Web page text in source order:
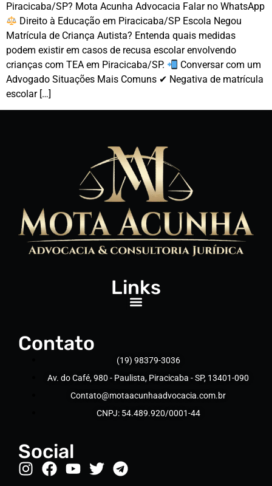
Piracicaba/SP? Mota Acunha Advocacia Falar no WhatsApp
Direito à Educação em Piracicaba/SP Escola Negou
Matrícula de Criança Autista? Entenda quais medidas
podem existir em casos de recusa escolar envolvendo
crianças com TEA em Piracicaba/SP.
Conversar com um
Advogado Situações Mais Comuns ✔ Negativa de matrícula
escolar […]
Links
Contato
(19) 98379-3036
Av. do Café, 980 - Paulista, Piracicaba - SP, 13401-090
Contato@motaacunhaadvocacia.com.br
CNPJ: 54.489.920/0001-44
Social